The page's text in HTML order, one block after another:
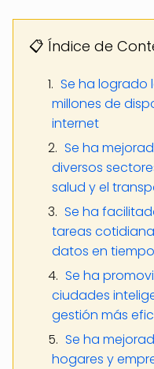
📋 Índice de
Se ha logrado
millones de
internet
Se ha
diversos
salud y el
Se ha
tareas
datos en
Se ha
ciudades
gestión más
Se ha
hogares y